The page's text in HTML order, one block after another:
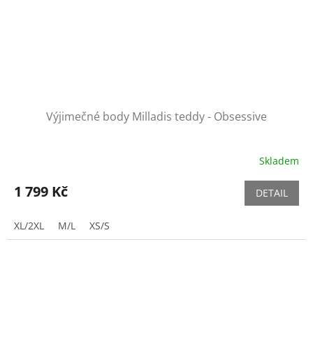
Výjimečné body Milladis teddy - Obsessive
Skladem
1 799 Kč DETAIL
XL/2XL M/L XS/S